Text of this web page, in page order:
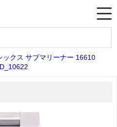
ックス サブマリーナー 16610